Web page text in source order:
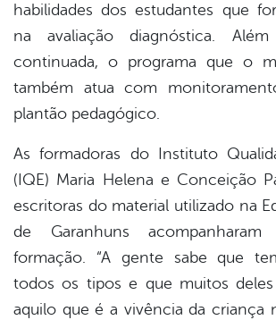
habilidades dos estudantes que
na avaliação diagnóstica.
continuada, o programa que o
também atua com
plantão pedagógico.
As formadoras do Instituto
(IQE) Maria Helena e Conceição
escritoras do material utilizado na
de Garanhuns
formação. “A gente sabe que
todos os tipos e que muitos
aquilo que é a vivência da criança